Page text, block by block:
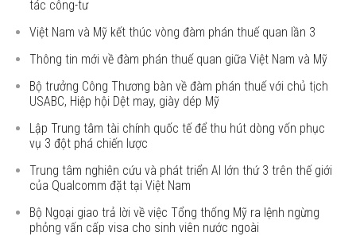
tác công-tư
Việt Nam và Mỹ kết thúc vòng đàm phán thuế quan lần 3
Thông tin mới về đàm phán thuế quan giữa Việt Nam và Mỹ
Bộ trưởng Công Thương bàn về đàm phán thuế với chủ tịch
USABC, Hiệp hội Dệt may, giày dép Mỹ
Lập Trung tâm tài chính quốc tế để thu hút dòng vốn phục
vụ 3 đột phá chiến lược
Trung tâm nghiên cứu và phát triển AI lớn thứ 3 trên thế giới
của Qualcomm đặt tại Việt Nam
Bộ Ngoại giao trả lời về việc Tổng thống Mỹ ra lệnh ngừng
phỏng vấn cấp visa cho sinh viên nước ngoài